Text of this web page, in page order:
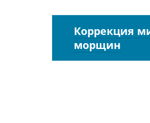
Коррекция
морщин